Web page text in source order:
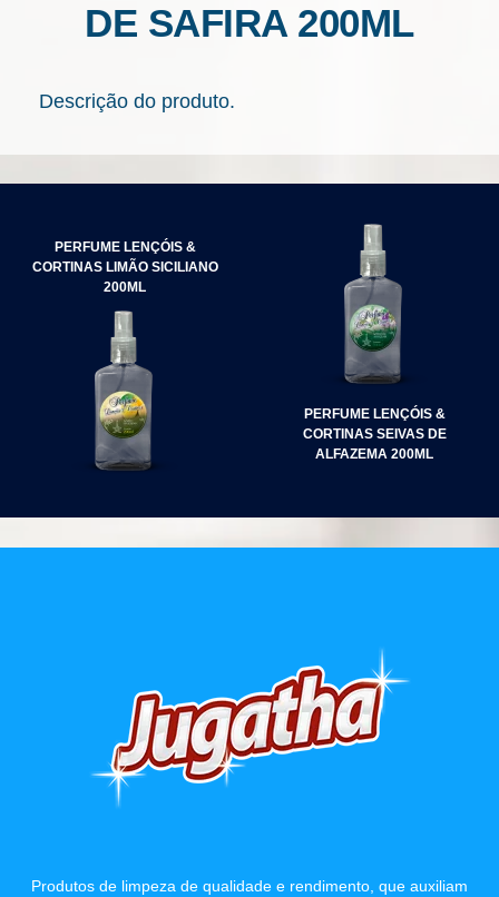
DE SAFIRA 200ML
Descrição do produto.
POST
PERFUME LENÇÓIS &
CORTINAS LIMÃO SICILIANO
200ML
PERFUME LENÇÓIS &
CORTINAS SEIVAS DE
ALFAZEMA 200ML
Produtos de limpeza de qualidade e rendimento, que auxiliam